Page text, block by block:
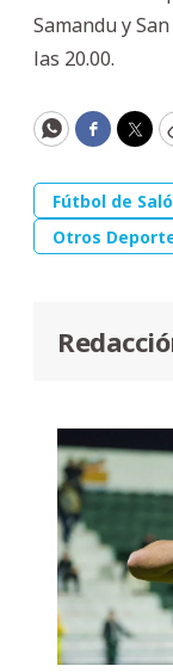
Samandu y
las 20.00.
WhatsApp
Fútbol de
Otros